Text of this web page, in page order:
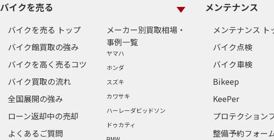
バイクを売る
バイクを売る トップ
バイク館買取の強み
バイクを高く売るコツ
バイク買取の流れ
全国展開の強み
ローン返却中の売却
よくあるご質問
メーカー別買取相場・
事例一覧
ヤマハ
ホンダ
スズキ
カワサキ
ハーレーダビッドソン
ドゥカティ
メンテナンス
メンテナンス ト
バイク点検
バイク車検
Bikeep
KeePer
プロテクション
整備予約フォー